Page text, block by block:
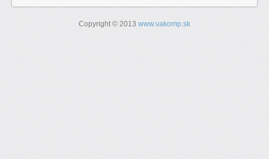
Copyright © 2013 www.vakomp.sk